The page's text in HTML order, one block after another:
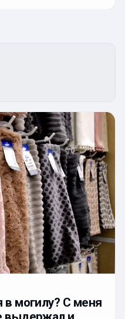
в могилу? С меня